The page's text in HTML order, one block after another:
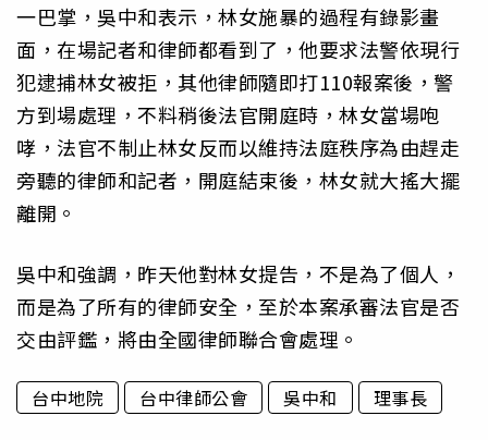
一巴掌，吳中和表示，林女施暴的過程有錄影畫
面，在場記者和律師都看到了，他要求法警依現行
犯逮捕林女被拒，其他律師隨即打110報案後，警
方到場處理，不料稍後法官開庭時，林女當場咆
哮，法官不制止林女反而以維持法庭秩序為由趕走
旁聽的律師和記者，開庭結束後，林女就大搖大擺
離開。
吳中和強調，昨天他對林女提告，不是為了個人，
而是為了所有的律師安全，至於本案承審法官是否
交由評鑑，將由全國律師聯合會處理。
台中地院 台中律師公會 吳中和 理事長